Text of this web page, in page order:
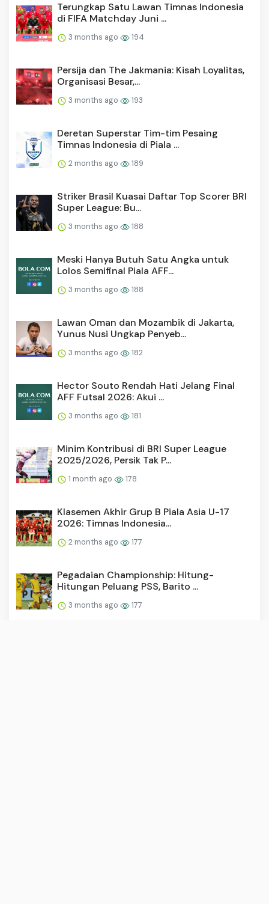
Terungkap Satu Lawan Timnas Indonesia
di FIFA Matchday Juni ...
3 months ago 194
Persija dan The Jakmania: Kisah Loyalitas,
Organisasi Besar,...
3 months ago 193
Deretan Superstar Tim-tim Pesaing
Timnas Indonesia di Piala ...
2 months ago 189
Striker Brasil Kuasai Daftar Top Scorer BRI
Super League: Bu...
3 months ago 188
Meski Hanya Butuh Satu Angka untuk
Lolos Semifinal Piala AFF...
3 months ago 188
Lawan Oman dan Mozambik di Jakarta,
Yunus Nusi Ungkap Penyeb...
3 months ago 182
Hector Souto Rendah Hati Jelang Final
AFF Futsal 2026: Akui ...
3 months ago 181
Minim Kontribusi di BRI Super League
2025/2026, Persik Tak P...
1 month ago 178
Klasemen Akhir Grup B Piala Asia U-17
2026: Timnas Indonesia...
2 months ago 177
Pegadaian Championship: Hitung-
Hitungan Peluang PSS, Barito ...
3 months ago 177